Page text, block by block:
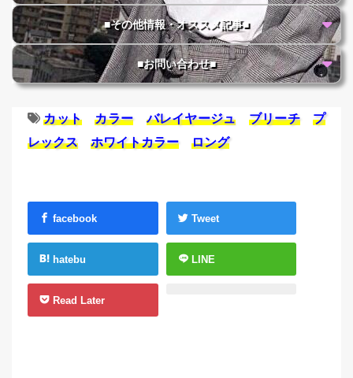
■その他情報・オススメ記事■
■お問い合わせ■
カット カラー バレイヤージュ ブリーチ
プ
レックス
ホワイトカラー ロング
facebook Tweet
hatebu LINE
Read Later